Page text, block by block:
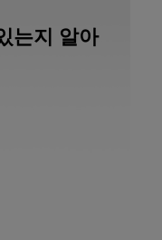
는지 알아